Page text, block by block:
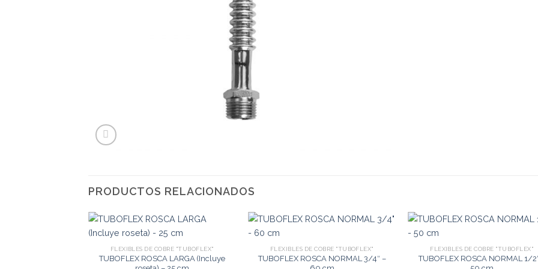
PRODUCTOS RELACIONADOS
FLEXIBLES DE COBRE "TUBOFLEX"
TUBOFLEX ROSCA LARGA (Incluye
FLEXIBLES DE COBRE "TUBOFLEX"
TUBOFLEX ROSCA NORMAL 3/4″ –
FLEXIBLES DE COBRE "TUBOFLEX"
TUBOFLEX ROSCA NORMAL 1/